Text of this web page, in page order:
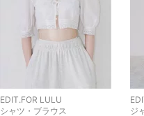
EDIT.FOR LULU
シャツ・ブラウス